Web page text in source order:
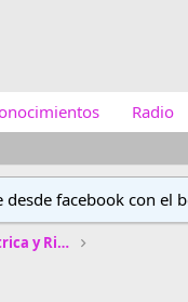
Radio
facebook con el
Concurso de Poética Clásica con Métrica y Rima